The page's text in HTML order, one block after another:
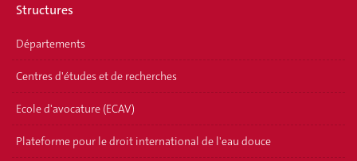
Structures
Départements
Centres d'études et de recherches
Ecole d'avocature (ECAV)
Plateforme pour le droit international de l'eau douce